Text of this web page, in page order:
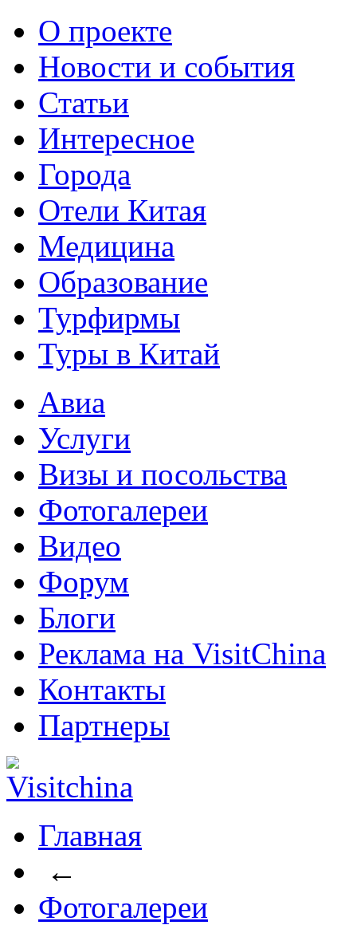
О проекте
Новости и события
Статьи
Интересное
Города
Отели Китая
Медицина
Образование
Турфирмы
Туры в Китай
Авиа
Услуги
Визы и посольства
Фотогалереи
Видео
Форум
Блоги
Реклама на VisitChina
Контакты
Партнеры
Главная
←
Фотогалереи